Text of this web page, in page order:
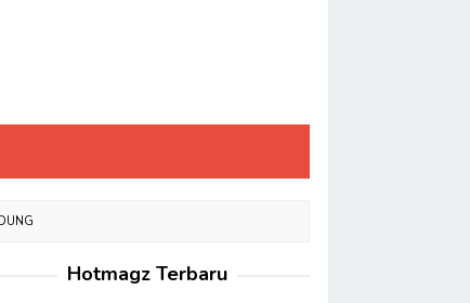
Hotmagz Terbaru